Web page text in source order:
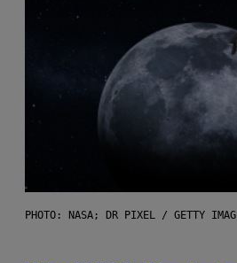
PHOTO: NASA; DR PIXEL / GETTY